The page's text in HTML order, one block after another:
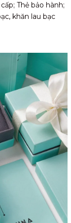
Thẻ bảo hành;
khăn lau bạc